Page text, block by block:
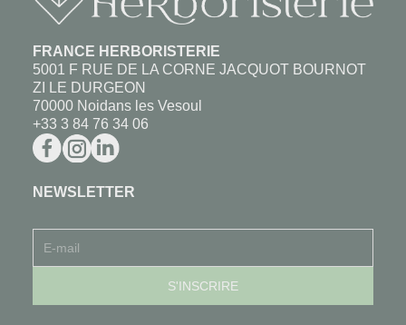
FRANCE HERBORISTERIE
5001 F RUE DE LA CORNE JACQUOT BOURNOT
ZI LE DURGEON
70000 Noidans les Vesoul
+33 3 84 76 34 06
NEWSLETTER